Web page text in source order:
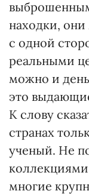
находки, они
с одной
реальными
можно и
это
К слову
странах
ученый. Не
коллекциями
многие